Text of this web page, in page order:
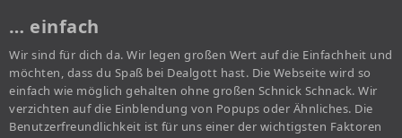
… einfach
Wir sind für dich da. Wir legen großen Wert auf die Einfachheit und
möchten, dass du Spaß bei Dealgott hast. Die Webseite wird so
einfach wie möglich gehalten ohne großen Schnick Schnack. Wir
verzichten auf die Einblendung von Popups oder Ähnliches. Die
Benutzerfreundlichkeit ist für uns einer der wichtigsten Faktoren